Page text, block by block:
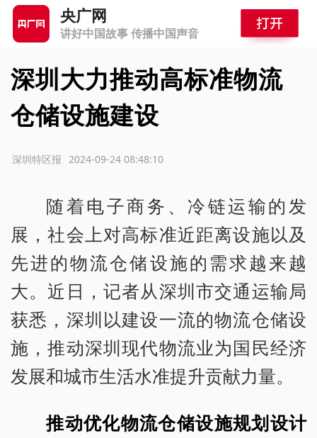
央广网
讲好中国故事 传播中国声音
深圳大力推动高标准物流
仓储设施建设
2024-09-24 08:48:10
深圳特区报
随着电子商务、冷链运输的发
展，社会上对高标准近距离设施以及
先进的物流仓储设施的需求越来越
大。近日，记者从深圳市交通运输局
获悉，深圳以建设一流的物流仓储设
施，推动深圳现代物流业为国民经济
发展和城市生活水准提升贡献力量。
推动优化物流仓储设施规划设计